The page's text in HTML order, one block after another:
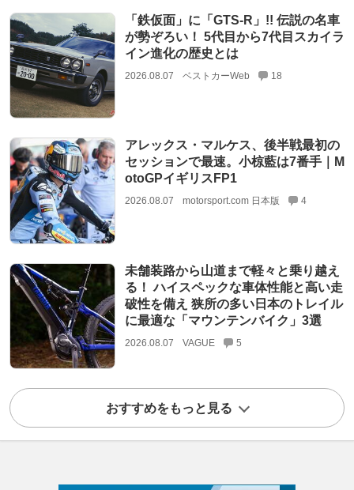
「鉄仮面」に「GTS-R」!! 伝説の名車
が勢ぞろい！ 5代目から7代目スカイラ
イン進化の歴史とは
2026.08.07 ベストカーWeb 18
アレックス・マルケス、後半戦最初の
セッションで最速。小椋藍は7番手｜M
otoGPイギリスFP1
2026.08.07 motorsport.com 日本版 4
未舗装路から山道まで軽々と乗り越え
る！ ハイスペックな車体性能と高い走
破性を備え 狭所の多い日本のトレイル
に最適な「マウンテンバイク」3選
2026.08.07 VAGUE 5
おすすめをもっと見る